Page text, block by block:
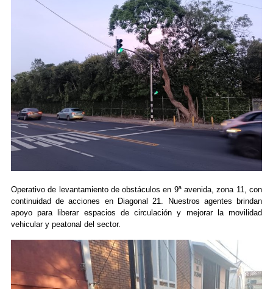
Operativo de levantamiento de obstáculos en 9ª avenida, zona 11, con
continuidad de acciones en Diagonal 21. Nuestros agentes brindan
apoyo para liberar espacios de circulación y mejorar la movilidad
vehicular y peatonal del sector.